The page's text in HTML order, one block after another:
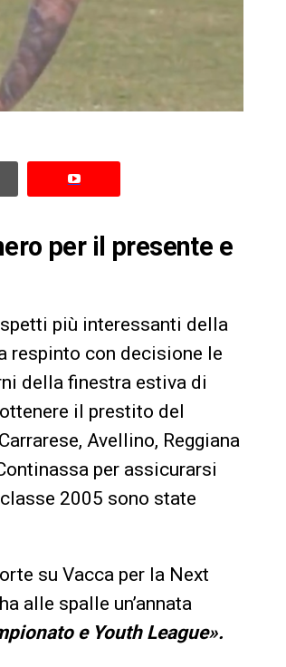
per il presente e
più interessanti della
respinto con decisione le
della finestra estiva di
il prestito del
Avellino, Reggiana
per assicurarsi
2005 sono state
su Vacca per la Next
alle spalle un’annata
e Youth League».